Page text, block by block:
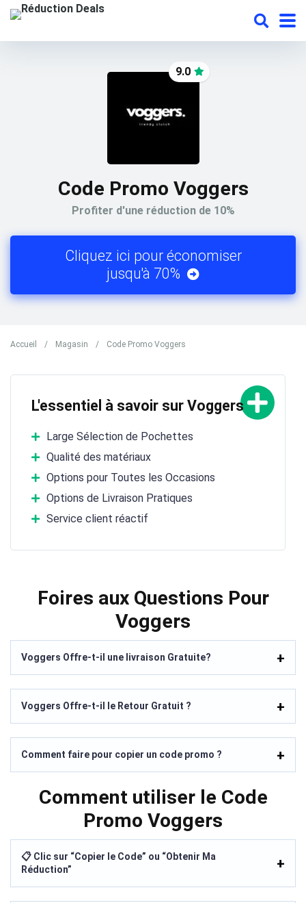
9.0
Code Promo Voggers
Profiter d'une réduction de 10%
Cliquez ici pour économiser
jusqu'à 70%
Accueil / Magasin / Code Promo Voggers
L'essentiel à savoir sur Voggers
Large Sélection de Pochettes
Qualité des matériaux
Options pour Toutes les Occasions
Options de Livraison Pratiques
Service client réactif
Foires aux Questions Pour
Voggers
Voggers Offre-t-il une livraison Gratuite?
Voggers Offre-t-il le Retour Gratuit ?
Comment faire pour copier un code promo ?
Comment utiliser le Code
Promo Voggers
📋 Clic sur “Copier le Code” ou “Obtenir Ma
Réduction”